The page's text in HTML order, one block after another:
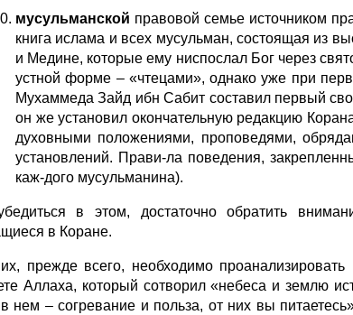
мусульманской правовой семье источником
книга ислама и всех мусульман, состоящая из
и Медине, которые ему ниспослал Бог через
устной форме – «чтецами», однако уже при
Мухаммеда Зайд ибн Сабит составил первый
он же установил окончательную редакцию
духовными положениями, проповедями,
установлений. Прави-ла поведения,
каж-дого мусульманина).
в этом, достаточно обратить
в Коране.
прежде всего, необходимо
Аллаха, который сотворил «небеса и землю
нем – согревание и польза, от них вы